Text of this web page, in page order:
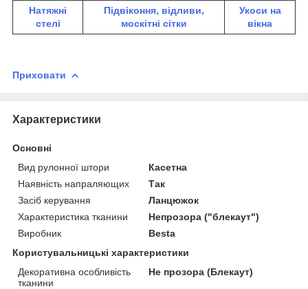
Натяжні
стелі
Підвіконня, відливи,
москітні сітки
Укоси на
вікна
Приховати
Характеристики
Основні
Вид рулонної штори
Касетна
Наявність напраляющих
Так
Засіб керування
Ланцюжок
Характеристика тканини
Непрозора ("блекаут")
Виробник
Besta
Користувальницькі характеристики
Декоративна особливість
тканини
Не прозора (Блекаут)